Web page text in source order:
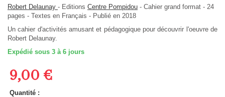
Robert Delaunay - Editions Centre Pompidou - Cahier grand format - 24
pages - Textes en Français - Publié en 2018
Un cahier d'activités amusant et pédagogique pour découvrir l'oeuvre de
Robert Delaunay.
Expédié sous 3 à 6 jours
9,00 €
Quantité :